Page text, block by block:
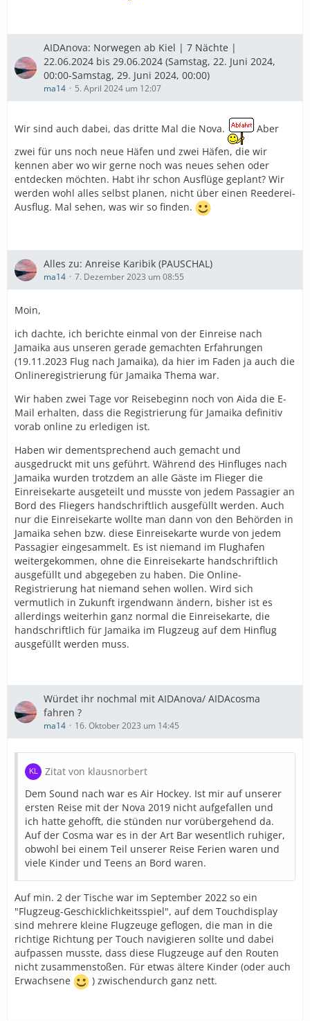
AIDAnova: Norwegen ab Kiel | 7 Nächte |
22.06.2024 bis 29.06.2024 (Samstag, 22. Juni 2024,
00:00-Samstag, 29. Juni 2024, 00:00)
ma14 5. April 2024 um 12:07
Wir sind auch dabei, das dritte Mal die Nova.
Aber
zwei für uns noch neue Häfen und zwei Häfen, die wir
kennen aber wo wir gerne noch was neues sehen oder
entdecken möchten. Habt ihr schon Ausflüge geplant? Wir
werden wohl alles selbst planen, nicht über einen Reederei-
Ausflug. Mal sehen, was wir so finden.
Alles zu: Anreise Karibik (PAUSCHAL)
ma14 7. Dezember 2023 um 08:55
Moin,
ich dachte, ich berichte einmal von der Einreise nach
Jamaika aus unseren gerade gemachten Erfahrungen
(19.11.2023 Flug nach Jamaika), da hier im Faden ja auch die
Onlineregistrierung für Jamaika Thema war.
Wir haben zwei Tage vor Reisebeginn noch von Aida die E-
Mail erhalten, dass die Registrierung für Jamaika definitiv
vorab online zu erledigen ist.
Haben wir dementsprechend auch gemacht und
ausgedruckt mit uns geführt. Während des Hinfluges nach
Jamaika wurden trotzdem an alle Gäste im Flieger die
Einreisekarte ausgeteilt und musste von jedem Passagier an
Bord des Fliegers handschriftlich ausgefüllt werden. Auch
nur die Einreisekarte wollte man dann von den Behörden in
Jamaika sehen bzw. diese Einreisekarte wurde von jedem
Passagier eingesammelt. Es ist niemand im Flughafen
weitergekommen, ohne die Einreisekarte handschriftlich
ausgefüllt und abgegeben zu haben. Die Online-
Registrierung hat niemand sehen wollen. Wird sich
vermutlich in Zukunft irgendwann ändern, bisher ist es
allerdings weiterhin ganz normal die Einreisekarte, die
handschriftlich für Jamaika im Flugzeug auf dem Hinflug
ausgefüllt werden muss.
Würdet ihr nochmal mit AIDAnova/ AIDAcosma
fahren ?
ma14 16. Oktober 2023 um 14:45
Zitat von klausnorbert
Dem Sound nach war es Air Hockey. Ist mir auf unserer
ersten Reise mit der Nova 2019 nicht aufgefallen und
ich hatte gehofft, die stünden nur vorübergehend da.
Auf der Cosma war es in der Art Bar wesentlich ruhiger,
obwohl bei einem Teil unserer Reise Ferien waren und
viele Kinder und Teens an Bord waren.
Auf min. 2 der Tische war im September 2022 so ein
"Flugzeug-Geschicklichkeitsspiel", auf dem Touchdisplay
sind mehrere kleine Flugzeuge geflogen, die man in die
richtige Richtung per Touch navigieren sollte und dabei
aufpassen musste, dass diese Flugzeuge auf den Routen
nicht zusammenstoßen. Für etwas ältere Kinder (oder auch
Erwachsene
) zwischendurch ganz nett.